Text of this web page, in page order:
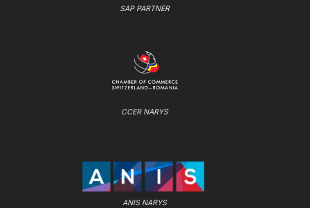
SAP PARTNER
CCER NARYS
ANIS NARYS